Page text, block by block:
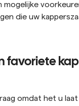
mogelijke
die uw
favoriete
omdat het u